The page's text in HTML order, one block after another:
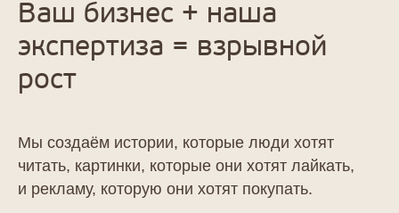
Ваш бизнес + наша
экспертиза = взрывной
рост
Мы создаём истории, которые люди хотят
читать, картинки, которые они хотят лайкать,
и рекламу, которую они хотят покупать.
Как мы работаем
Процесс